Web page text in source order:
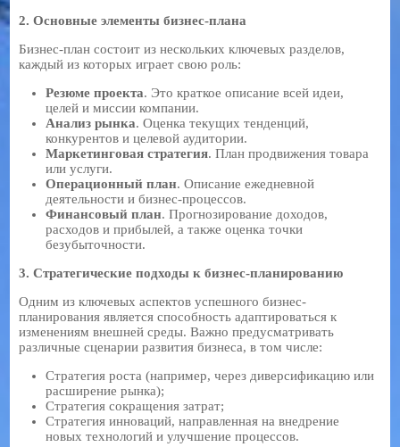
2. Основные элементы бизнес-плана
Бизнес-план состоит из нескольких ключевых разделов,
каждый из которых играет свою роль:
Резюме проекта. Это краткое описание всей идеи,
целей и миссии компании.
Анализ рынка. Оценка текущих тенденций,
конкурентов и целевой аудитории.
Маркетинговая стратегия. План продвижения товара
или услуги.
Операционный план. Описание ежедневной
деятельности и бизнес-процессов.
Финансовый план. Прогнозирование доходов,
расходов и прибылей, а также оценка точки
безубыточности.
3. Стратегические подходы к бизнес-планированию
Одним из ключевых аспектов успешного бизнес-
планирования является способность адаптироваться к
изменениям внешней среды. Важно предусматривать
различные сценарии развития бизнеса, в том числе:
Стратегия роста (например, через диверсификацию или
расширение рынка);
Стратегия сокращения затрат;
Стратегия инноваций, направленная на внедрение
новых технологий и улучшение процессов.